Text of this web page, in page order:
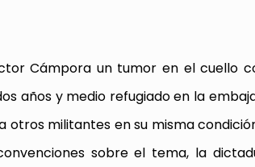
Cámpora un tumor en el cuello
años y medio refugiado en la
otros militantes en su misma
sobre el tema, la